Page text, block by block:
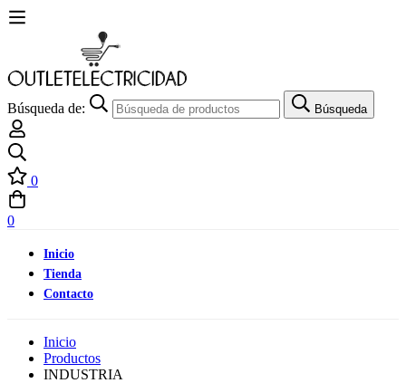
Búsqueda de: Búsqueda
0
0
Inicio
Tienda
Contacto
Inicio
Productos
INDUSTRIA